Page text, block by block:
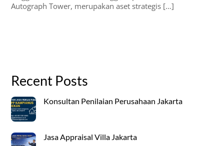
Autograph Tower, merupakan aset strategis […]
Recent Posts
Konsultan Penilaian Perusahaan Jakarta
Jasa Appraisal Villa Jakarta